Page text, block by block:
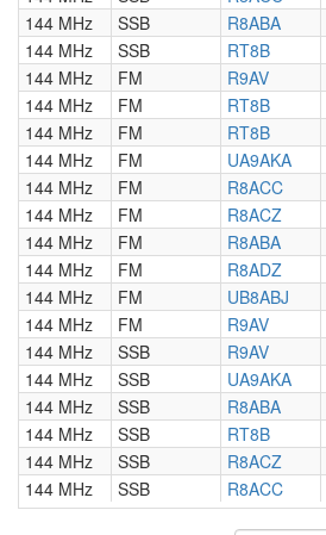
144 MHz
SSB R8ABA
144 MHz
SSB RT8B
144 MHz
FM R9AV
144 MHz
FM RT8B
144 MHz
FM RT8B
144 MHz
FM UA9AKA
144 MHz
FM R8ACC
144 MHz
FM R8ACZ
144 MHz
FM R8ABA
144 MHz
FM R8ADZ
144 MHz
FM UB8ABJ
144 MHz
FM R9AV
144 MHz
SSB R9AV
144 MHz
SSB UA9AKA
144 MHz
SSB R8ABA
144 MHz
SSB RT8B
144 MHz
SSB R8ACZ
144 MHz
SSB R8ACC